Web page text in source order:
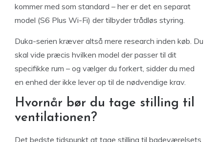
kommer med som standard – her er det en separat
model (S6 Plus Wi-Fi) der tilbyder trådløs styring.
Duka-serien kræver altså mere research inden køb. Du
skal vide præcis hvilken model der passer til dit
specifikke rum – og vælger du forkert, sidder du med
en enhed der ikke lever op til de nødvendige krav.
Hvornår bør du tage stilling til
ventilationen?
Det bedste tidspunkt at tage stilling til badeværelsets